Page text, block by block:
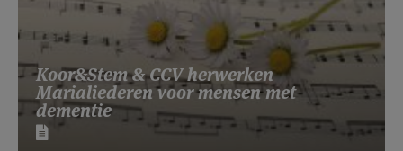
Koor&Stem & CCV herwerken
Marialiederen voor mensen met
dementie